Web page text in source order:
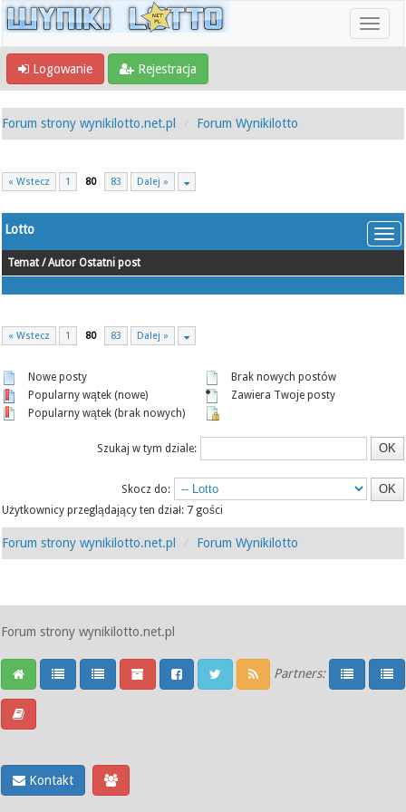
Logowanie Rejestracja
Forum strony wynikilotto.net.pl Forum Wynikilotto
« Wstecz 1 80 83 Dalej »
Lotto
Temat /Autor Ostatni post
« Wstecz 1 80 83 Dalej »
Nowe posty
Popularny wątek (nowe)
Popularny wątek (brak nowych)
Brak nowych postów
Zawiera Twoje posty
Szukaj w tym dziale:
Skocz do:
Użytkownicy przeglądający ten dział: 7 gości
Forum strony wynikilotto.net.pl Forum Wynikilotto
Forum strony wynikilotto.net.pl
Partners:
Kontakt